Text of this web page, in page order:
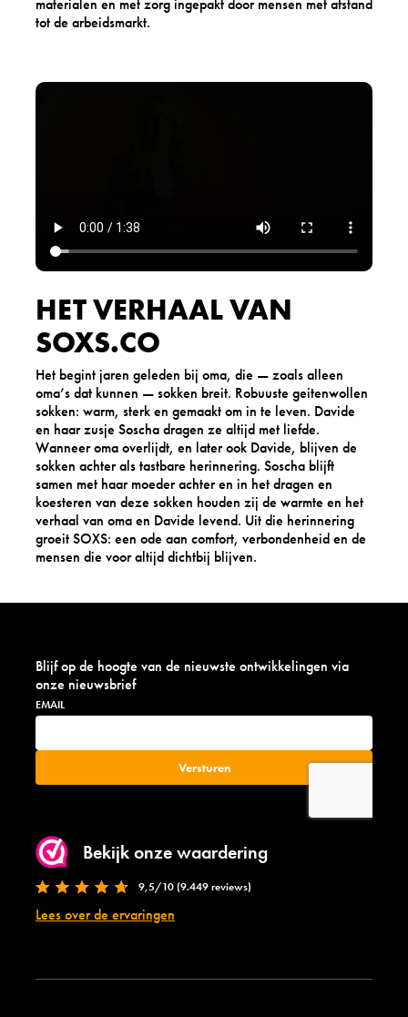
tot de arbeidsmarkt.
HET VERHAAL VAN
SOXS.CO
Het begint jaren geleden bij oma, die — zoals alleen
oma’s dat kunnen — sokken breit. Robuuste geitenwollen
sokken: warm, sterk en gemaakt om in te leven. Davide
en haar zusje Soscha dragen ze altijd met liefde.
Wanneer oma overlijdt, en later ook Davide, blijven de
sokken achter als tastbare herinnering. Soscha blijft
samen met haar moeder achter en in het dragen en
koesteren van deze sokken houden zij de warmte en het
verhaal van oma en Davide levend. Uit die herinnering
groeit SOXS: een ode aan comfort, verbondenheid en de
mensen die voor altijd dichtbij blijven.
Blijf op de hoogte van de nieuwste ontwikkelingen via
onze nieuwsbrief
Bekijk onze waardering
9,5/10 (9.449 reviews)
Lees over de ervaringen